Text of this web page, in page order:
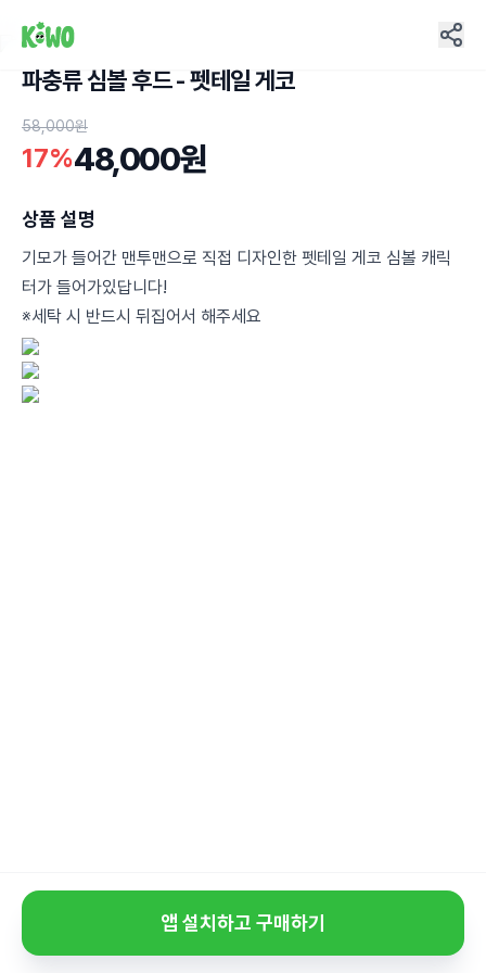
파충류 심볼 후드 - 펫테일 게코
58,000원
17%48,000원
상품 설명
기모가 들어간 맨투맨으로 직접 디자인한 펫테일 게코 심볼 캐릭
터가 들어가있답니다!
※세탁 시 반드시 뒤집어서 해주세요
앱 설치하고 구매하기